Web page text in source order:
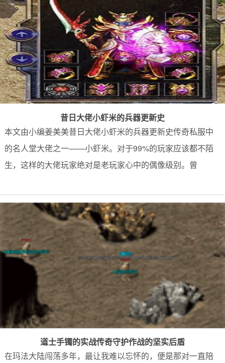
昔日大佬小虾米的兵器更新史
本文由小编姜美美昔日大佬小虾米的兵器更新史传奇私服中
的名人堂大佬之一——小虾米。对于99%的玩家应该都不陌
生，这样的大佬玩家绝对是老玩家心中的偶像级别。曾
道士手镯的实战传奇守护作战的坚实后盾
在玛法大陆闯荡多年，最让我难以忘怀的，便是那对一直陪